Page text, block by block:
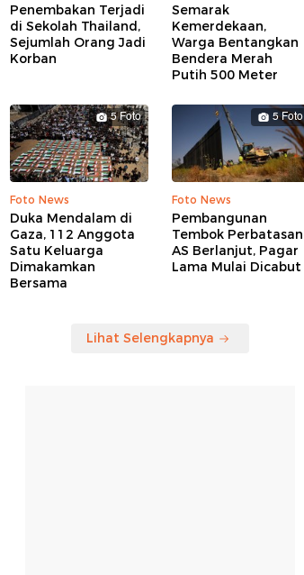
Penembakan Terjadi
di Sekolah Thailand,
Sejumlah Orang Jadi
Korban
Semarak
Kemerdekaan,
Warga Bentangkan
Bendera Merah
Putih 500 Meter
5 Foto
Foto News
Duka Mendalam di
Gaza, 112 Anggota
Satu Keluarga
Dimakamkan
Bersama
5 Foto
Foto News
Pembangunan
Tembok Perbatasan
AS Berlanjut, Pagar
Lama Mulai Dicabut
Lihat Selengkapnya